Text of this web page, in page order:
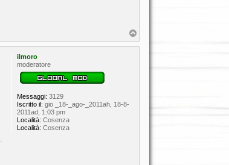
o
p
ilmoro
moderatore
Messaggi: 3129
Iscritto il: gio _18-_ago-_2011ah, 18-8-
2011ad, 1:03 pm
Località: Cosenza
Località: Cosenza